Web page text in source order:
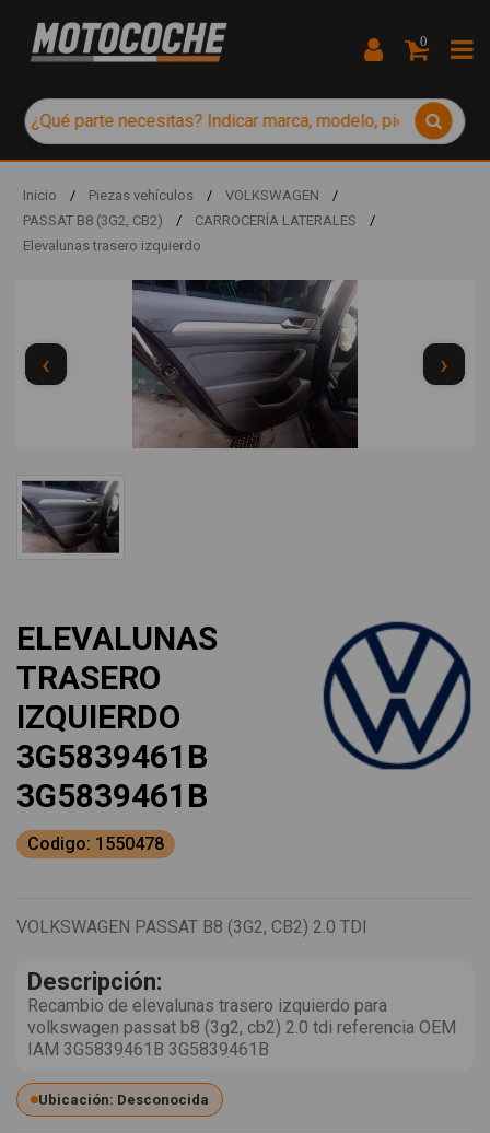
0
Inicio / Piezas vehículos / VOLKSWAGEN
/
PASSAT B8 (3G2, CB2)
/ CARROCERÍA LATERALES
/
Elevalunas trasero izquierdo
‹ ›
ELEVALUNAS
TRASERO
IZQUIERDO
3G5839461B
3G5839461B
Codigo: 1550478
VOLKSWAGEN PASSAT B8 (3G2, CB2) 2.0 TDI
Descripción:
Recambio de elevalunas trasero izquierdo para
volkswagen passat b8 (3g2, cb2) 2.0 tdi referencia OEM
IAM 3G5839461B 3G5839461B
Ubicación: Desconocida